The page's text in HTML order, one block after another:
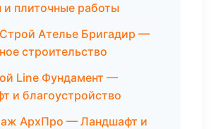
и плиточные работы
Ателье Бригадир —
строительство
Line Фундамент —
и благоустройство
АрхПро — Ландшафт и